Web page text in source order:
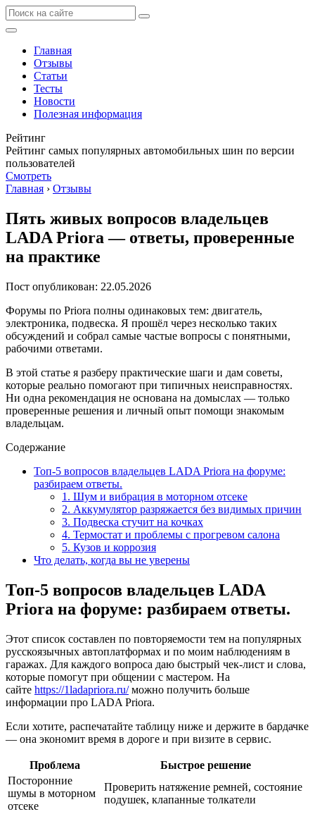
Главная
Отзывы
Статьи
Тесты
Новости
Полезная информация
Рейтинг
Рейтинг самых популярных автомобильных шин по версии
пользователей
Смотреть
Главная › Отзывы
Пять живых вопросов владельцев
LADA Priora — ответы, проверенные
на практике
Пост опубликован: 22.05.2026
Форумы по Priora полны одинаковых тем: двигатель,
электроника, подвеска. Я прошёл через несколько таких
обсуждений и собрал самые частые вопросы с понятными,
рабочими ответами.
В этой статье я разберу практические шаги и дам советы,
которые реально помогают при типичных неисправностях.
Ни одна рекомендация не основана на домыслах — только
проверенные решения и личный опыт помощи знакомым
владельцам.
Содержание
Топ‑5 вопросов владельцев LADA Priora на форуме:
разбираем ответы.
1. Шум и вибрация в моторном отсеке
2. Аккумулятор разряжается без видимых причин
3. Подвеска стучит на кочках
4. Термостат и проблемы с прогревом салона
5. Кузов и коррозия
Что делать, когда вы не уверены
Топ‑5 вопросов владельцев LADA
Priora на форуме: разбираем ответы.
Этот список составлен по повторяемости тем на популярных
русскоязычных автоплатформах и по моим наблюдениям в
гаражах. Для каждого вопроса даю быстрый чек-лист и слова,
которые помогут при общении с мастером. На
сайте https://1ladapriora.ru/можно получить больше
информации про LADA Priora.
Если хотите, распечатайте таблицу ниже и держите в бардачке
— она экономит время в дороге и при визите в сервис.
Проблема
Быстрое решение
Посторонние
шумы в моторном
отсеке
Проверить натяжение ремней, состояние
подушек, клапанные толкатели